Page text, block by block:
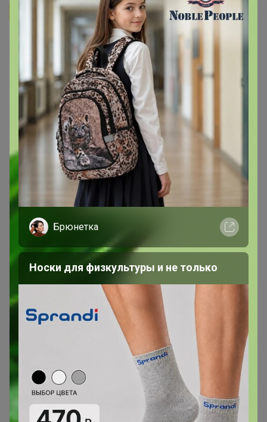
Бонифаций Автор уже получил заказ!
, В этом случае нужно уточнить, сколько
грамм кофе и на какое количество воды. 😉 Когда
были на производстве, мы отвозили этот сорт в
кофейню. Естественно сразу же сняли пробу. Эспрессо
с него отличный! А стоимость намного ниже, нежели
вкус который это кофе выдает ) Вообще все Сантосы
имеют очень классный вкус, и ужасно приятную цену.
Это сами руководители ( по совместительству
каптестеры) торефакто подтверждают. А сортов у них
50-60 на обжарке.
Я не зря упомянул про руководителей. Есть такие, у
которых главная цель - выгодно продать. А с
Торефакто я в восторге, это фанаты своего дела!
Каждую обжарку, с каждого ростера от каждого
обжарщика снимают пробу. Это очень трудная работа!
Кажется простой, но после 94х проб я лично офигел. А
они 300- 500 снимают. Каждую обжарку!
17 декабря, 2020 17:13
Автор уже получил заказ!
Кофе свежий, ароматный, но на мой вкус должен
быть чуть крепче! Спасибо за возможность
попробовать в маленьком объёме!
17 декабря, 2020 16:56
Брюнетка
Носки для физкультуры и не только